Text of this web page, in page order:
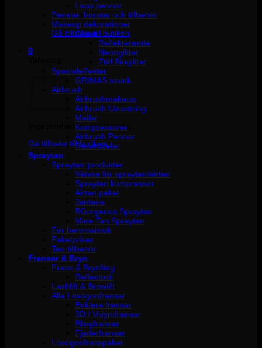
Inga produkter i varukorgen.
Gå tillbaka till butiken
0
Inga produkter i varukorgen.
Gå tillbaka till butiken
Läpp pennor
Penslar, borstar och tillbehör
Makeup dekorationer
Glitter
Reflekterande
Neonglitter
Ztirl Bioglitter
Specialeffekter
GRIMAS smink
Airbrush
Airbrushmakeup
Airbrush Utrustning
Mallar
Kompressorer
Airbrush Pennor
Reservdelar
Spraytan
Spraytan produkter
Vätska för spraytan/airtan
Spraytan kompressor
Airtan paket
Jantana
BGorgeous Spraytan
Mine Tan Spraytan
För hemmabruk
Paketpriser
Tan tillbehör
Fransar & Bryn
Frans & Brynfärg
Reflectocil
Lashlift & Browlift
Alla Lösögonfransar
Enklare fransar
3D / Volymfransar
Blingfransar
Fjäderfransar
Lösögonfranspaket